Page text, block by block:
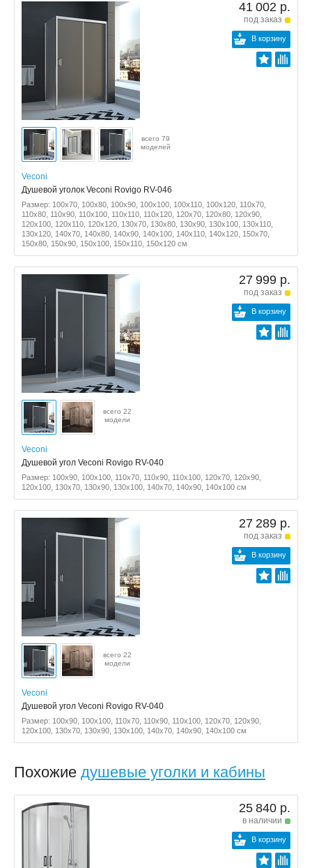
41 002 р.
под заказ
В корзину
всего 79
моделей
Veconi
Душевой уголок Veconi Rovigo RV-046
Размер: 100x70, 100x80, 100x90, 100x100, 100x110, 100x120, 110x70,
110x80, 110x90, 110x100, 110x110, 110x120, 120x70, 120x80, 120x90,
120x100, 120x110, 120x120, 130x70, 130x80, 130x90, 130x100, 130x110,
130x120, 140x70, 140x80, 140x90, 140x100, 140x110, 140x120, 150x70,
150x80, 150x90, 150x100, 150x110, 150x120 см
27 999 р.
под заказ
В корзину
всего 22
модели
Veconi
Душевой угол Veconi Rovigo RV-040
Размер: 100x90, 100x100, 110x70, 110x90, 110x100, 120x70, 120x90,
120x100, 130x70, 130x90, 130x100, 140x70, 140x90, 140x100 см
27 289 р.
под заказ
В корзину
всего 22
модели
Veconi
Душевой угол Veconi Rovigo RV-040
Размер: 100x90, 100x100, 110x70, 110x90, 110x100, 120x70, 120x90,
120x100, 130x70, 130x90, 130x100, 140x70, 140x90, 140x100 см
Похожие душевые уголки и кабины
25 840 р.
в наличии
В корзину